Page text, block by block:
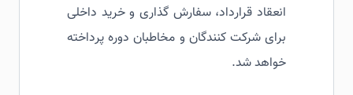
انعقاد قرارداد، سفارش گذاری و خرید داخلی
برای شرکت کنندگان و مخاطبان دوره پرداخته
خواهد شد.